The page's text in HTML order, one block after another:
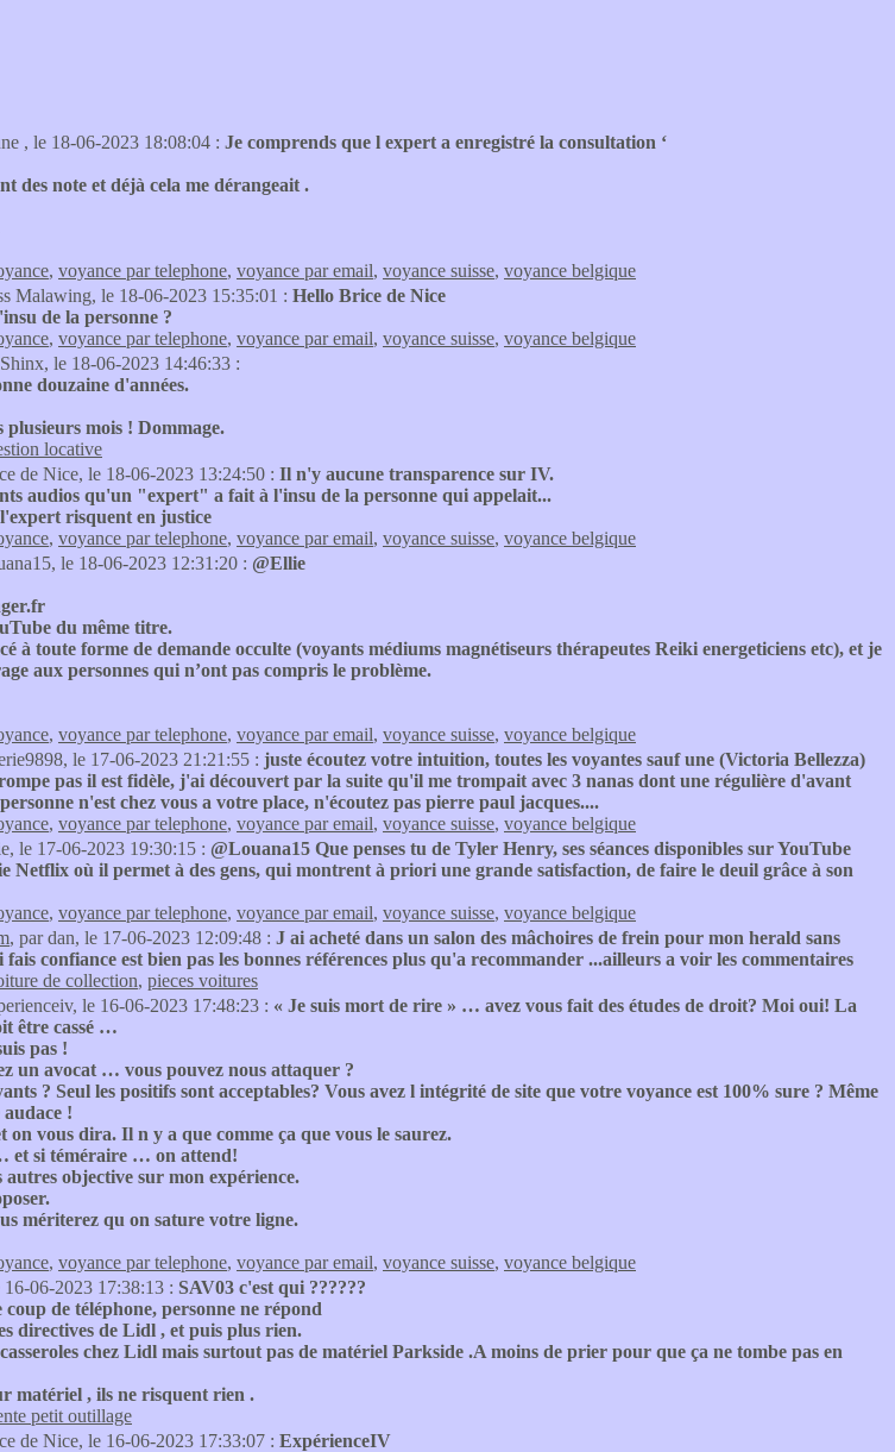
, le 18-06-2023 18:08:04 : Je comprends que l expert a enregistré la consultation ‘
des note et déjà cela me dérangeait .
, voyance par telephone, voyance par email, voyance suisse, voyance belgique
Malawing, le 18-06-2023 15:35:01 : Hello Brice de Nice
de la personne ?
, voyance par telephone, voyance par email, voyance suisse, voyance belgique
le 18-06-2023 14:46:33 :
douzaine d'années.
plusieurs mois ! Dommage.
locative
de Nice, le 18-06-2023 13:24:50 : Il n'y aucune transparence sur IV.
audios qu'un "expert" a fait à l'insu de la personne qui appelait...
risquent en justice
, voyance par telephone, voyance par email, voyance suisse, voyance belgique
le 18-06-2023 12:31:20 : @Ellie
du même titre.
à toute forme de demande occulte (voyants médiums magnétiseurs thérapeutes Reiki energeticiens etc), et je
aux personnes qui n’ont pas compris le problème.
, voyance par telephone, voyance par email, voyance suisse, voyance belgique
le 17-06-2023 21:21:55 : juste écoutez votre intuition, toutes les voyantes sauf une (Victoria Bellezza)
pas il est fidèle, j'ai découvert par la suite qu'il me trompait avec 3 nanas dont une régulière d'avant
n'est chez vous a votre place, n'écoutez pas pierre paul jacques....
, voyance par telephone, voyance par email, voyance suisse, voyance belgique
le 17-06-2023 19:30:15 : @Louana15 Que penses tu de Tyler Henry, ses séances disponibles sur YouTube
Netflix où il permet à des gens, qui montrent à priori une grande satisfaction, de faire le deuil grâce à son
, voyance par telephone, voyance par email, voyance suisse, voyance belgique
, par dan, le 17-06-2023 12:09:48 : J ai acheté dans un salon des mâchoires de frein pour mon herald sans
confiance est bien pas les bonnes références plus qu'a recommander ...ailleurs a voir les commentaires
de collection, pieces voitures
le 16-06-2023 17:48:23 : « Je suis mort de rire » … avez vous fait des études de droit? Moi oui! La
être cassé …
pas !
un avocat … vous pouvez nous attaquer ?
? Seul les positifs sont acceptables? Vous avez l intégrité de site que votre voyance est 100% sure ? Même
!
on vous dira. Il n y a que comme ça que vous le saurez.
et si téméraire … on attend!
autres objective sur mon expérience.
mériterez qu on sature votre ligne.
, voyance par telephone, voyance par email, voyance suisse, voyance belgique
16-06-2023 17:38:13 : SAV03 c'est qui ??????
de téléphone, personne ne répond
directives de Lidl , et puis plus rien.
casseroles chez Lidl mais surtout pas de matériel Parkside .A moins de prier pour que ça ne tombe pas en
matériel , ils ne risquent rien .
petit outillage
de Nice, le 16-06-2023 17:33:07 : ExpérienceIV